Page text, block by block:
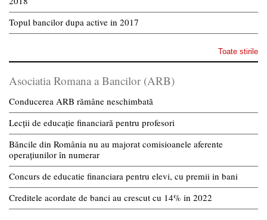
Topul bancilor dupa active in 2017
Toate stirile
Asociatia Romana a Bancilor (ARB)
Conducerea ARB rămâne neschimbată
Lecții de educație financiară pentru profesori
Băncile din România nu au majorat comisioanele aferente
operațiunilor în numerar
Concurs de educatie financiara pentru elevi, cu premii in bani
Creditele acordate de banci au crescut cu 14% in 2022